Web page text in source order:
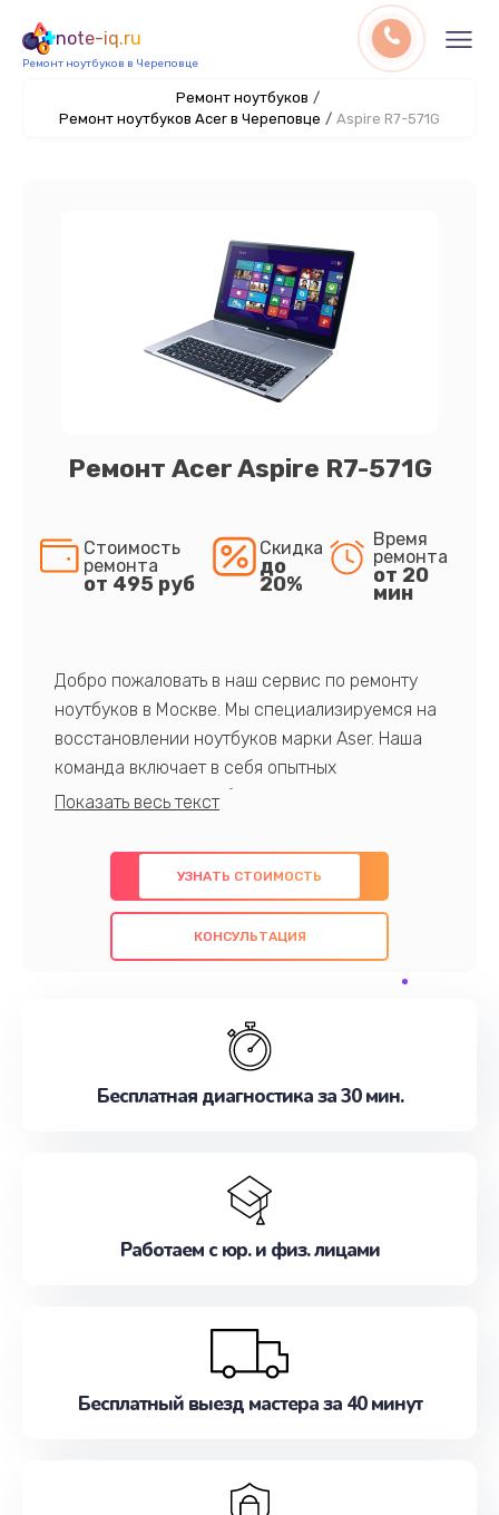
note-iq.ru
Ремонт ноутбуков в Череповце
Ремонт ноутбуков /
Ремонт ноутбуков Acer в Череповце / Aspire R7-571G
Ремонт Acer Aspire R7-571G
Стоимость
ремонта
от 495 руб
Скидка
до
20%
Время
ремонта
от 20
мин
Добро пожаловать в наш сервис по ремонту
ноутбуков в Москве. Мы специализируемся на
восстановлении ноутбуков марки Aser. Наша
команда включает в себя опытных
профессионалов с обширными знаниями и
предлагаем быстрый и качественный ремонт с
использованием оригинальных компонентов, а
также гарантируем качество всех
проведенных работ. Наша цель - предоставить
наилучшим образом. Не медлите записаться на
УЗНАТЬ СТОИМОСТЬ
КОНСУЛЬТАЦИЯ
Бесплатная диагностика за 30 мин.
Работаем с юр. и физ. лицами
Бесплатный выезд мастера за 40 минут